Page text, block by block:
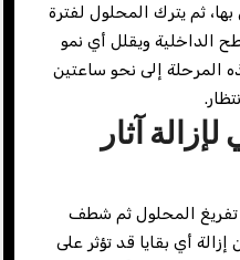
ثم يترك المحلول لفترة
الداخلية ويقلل أي نمو
المرحلة إلى نحو ساعتين
آثار
تفريغ المحلول ثم شطف
أي بقايا قد تؤثر على